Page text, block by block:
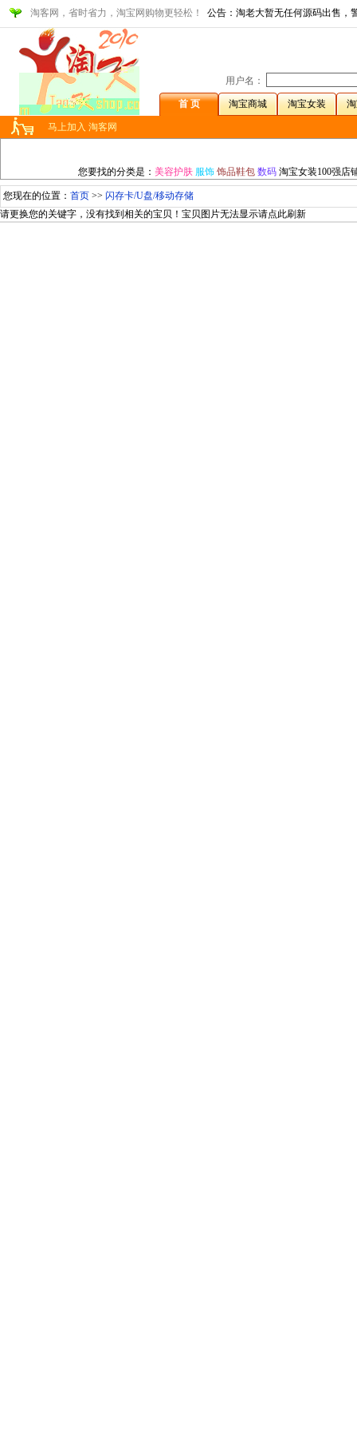
淘客网，省时省力，淘宝网购物更轻松！ 公告：淘老大暂无任何源码出售，
用户名：
首 页 淘宝商城 淘宝女装
马上加入 淘客网
您要找的分类是： 美容护肤 服饰 饰品鞋包 数码 淘宝女装100强店
您现在的位置： 首页 >> 闪存卡/U盘/移动存储
请更换您的关键字，没有找到相关的宝贝！ 宝贝图片无法显示请点此刷新